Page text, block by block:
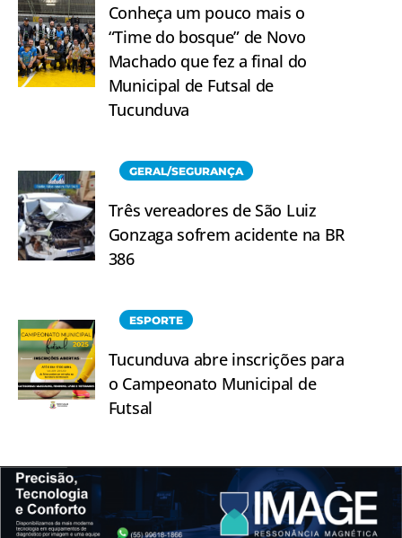
Conheça um pouco mais o
“Time do bosque” de Novo
Machado que fez a final do
Municipal de Futsal de
Tucunduva
GERAL/SEGURANÇA
Três vereadores de São Luiz
Gonzaga sofrem acidente na BR
386
ESPORTE
Tucunduva abre inscrições para
o Campeonato Municipal de
Futsal